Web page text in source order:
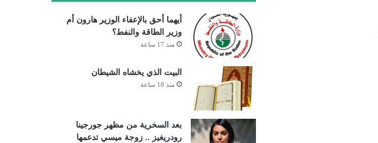
أيهما أحق بالإعفاء الوزير هارون أم
وزير الطاقة والنفط؟
منذ 17 ساعة
البيت الذي يخشاه الشيطان
منذ 18 ساعة
بعد السخرية من مظهر جورجينا
رودريغيز .. زوجة ميسي تدعمها